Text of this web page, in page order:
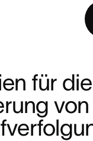
Vertrieb kontaktieren
für die